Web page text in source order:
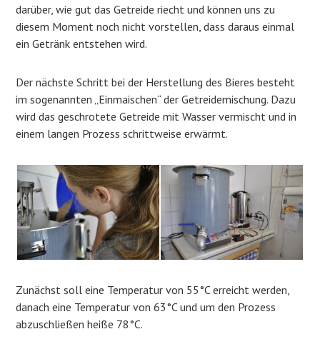
darüber, wie gut das Getreide riecht und können uns zu
diesem Moment noch nicht vorstellen, dass daraus einmal
ein Getränk entstehen wird.
Der nächste Schritt bei der Herstellung des Bieres besteht
im sogenannten „Einmaischen“ der Getreidemischung. Dazu
wird das geschrotete Getreide mit Wasser vermischt und in
einem langen Prozess schrittweise erwärmt.
Zunächst soll eine Temperatur von 55°C erreicht werden,
danach eine Temperatur von 63°C und um den Prozess
abzuschließen heiße 78°C.